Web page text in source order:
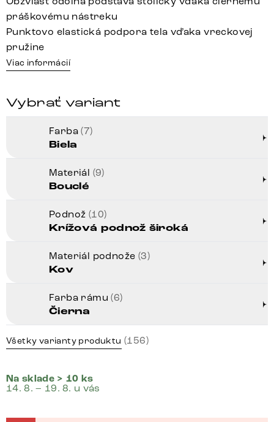
práškovému nástreku
Punktovo elastická podpora tela vďaka vreckovej
pružine
Viac informácií
Vybrať variant
Farba(7)
Biela
Materiál (9)
Bouclé
Podnož (10)
Krížová podnož široká
Materiál podnože (3)
Kov
Farba rámu(6)
Čierna
Všetky varianty produktu (156)
Na sklade > 10 ks
14. 8. – 19. 8. u vás